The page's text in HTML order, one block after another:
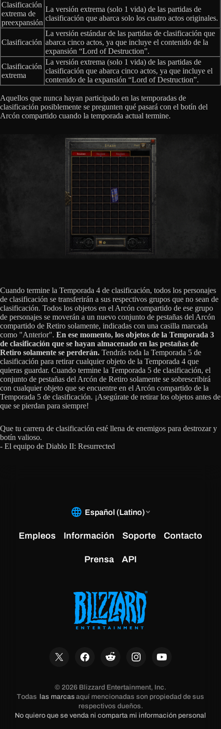
Clasificación
extrema de
preexpansión
La versión extrema (solo 1 vida) de las partidas de
clasificación que abarca solo los cuatro actos originales.
Clasificación
La versión estándar de las partidas de clasificación que
abarca cinco actos, ya que incluye el contenido de la
expansión “Lord of Destruction”.
Clasificación
extrema
La versión extrema (solo 1 vida) de las partidas de
clasificación que abarca cinco actos, ya que incluye el
contenido de la expansión “Lord of Destruction”.
Aquellos que nunca hayan participado en las temporadas de
clasificación posiblemente se pregunten qué pasará con el botín del
Arcón compartido cuando la temporada actual termine.
Cuando termine la Temporada 4 de clasificación, todos los personajes
de clasificación se transferirán a sus respectivos grupos que no sean de
clasificación. Todos los objetos en el Arcón compartido de ese grupo
de personajes se moverán a un nuevo conjunto de pestañas del Arcón
compartido de Retiro solamente, indicadas con una casilla marcada
como "Anterior". En ese momento, los objetos de la Temporada 3
de clasificación que se hayan almacenado en las pestañas de
Retiro solamente se perderán. Tendrás toda la Temporada 5 de
clasificación para retirar cualquier objeto de la Temporada 4 que
quieras guardar. Cuando termine la Temporada 5 de clasificación, el
conjunto de pestañas del Arcón de Retiro solamente se sobrescribirá
con cualquier objeto que se encuentre en el Arcón compartido de la
Temporada 5 de clasificación. ¡Asegúrate de retirar los objetos antes de
que se pierdan para siempre!
Que tu carrera de clasificación esté llena de enemigos para destrozar y
botín valioso.
- El equipo de Diablo II: Resurrected